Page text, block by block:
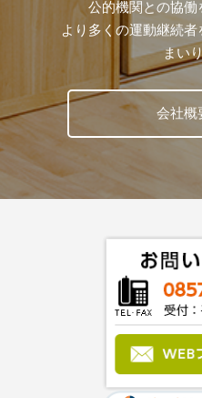
公的機関との協働
より多くの運動継続
まい
会社概